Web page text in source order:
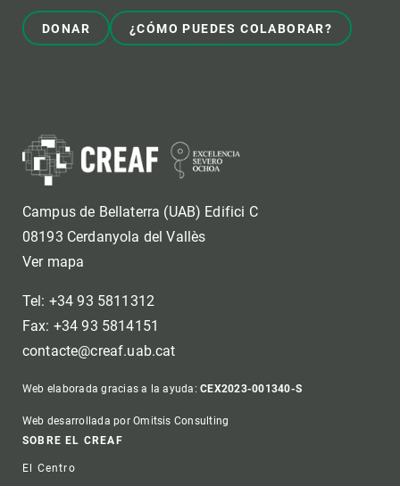
DONAR ¿CÓMO PUEDES COLABORAR?
Campus de Bellaterra (UAB) Edifici C
08193 Cerdanyola del Vallès
Ver mapa
Tel: +34 93 5811312
Fax: +34 93 5814151
contacte@creaf.uab.cat
Web elaborada gracias a la ayuda:CEX2023-001340-S
Web desarrollada por Omitsis Consulting
Footer
SOBRE EL CREAF
El Centro